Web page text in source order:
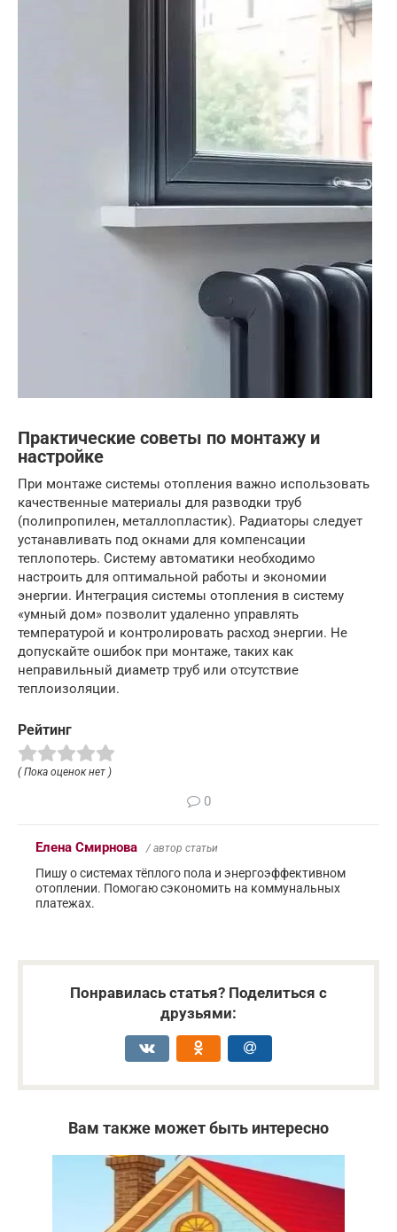
Практические советы по монтажу и
настройке
При монтаже системы отопления важно использовать
качественные материалы для разводки труб
(полипропилен, металлопластик). Радиаторы следует
устанавливать под окнами для компенсации
теплопотерь. Систему автоматики необходимо
настроить для оптимальной работы и экономии
энергии. Интеграция системы отопления в систему
«умный дом» позволит удаленно управлять
температурой и контролировать расход энергии. Не
допускайте ошибок при монтаже, таких как
неправильный диаметр труб или отсутствие
теплоизоляции.
Рейтинг
( Пока оценок нет )
0
Елена Смирнова / автор статьи
Пишу о системах тёплого пола и энергоэффективном
отоплении. Помогаю сэкономить на коммунальных
платежах.
Понравилась статья? Поделиться с
друзьями:
Вам также может быть интересно